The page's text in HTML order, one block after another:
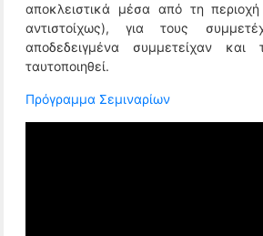
αποκλειστικά μέσα από τη
αντιστοίχως), για τους
αποδεδειγμένα συμμετείχαν και
ταυτοποιηθεί.
Πρόγραμμα Σεμιναρίων